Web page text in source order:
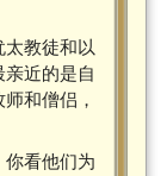
教徒和以
近的是自
和僧侣，
看他们为